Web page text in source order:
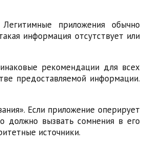
приложения обычно
информация отсутствует или
рекомендации для всех
предоставляемой информации.
Если приложение оперирует
должно вызвать сомнения в его
источники.